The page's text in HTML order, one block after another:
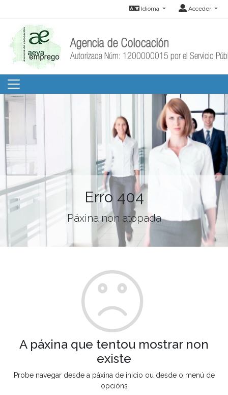
Idioma Acceder
Erro 404
Páxina non atopada
A páxina que tentou mostrar non
existe
Probe navegar desde a páxina de inicio ou desde o menú de
opcións